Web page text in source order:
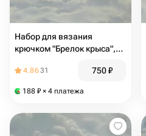
Набор для вязания
крючком "Брелок крыса",
4.8631 750₽
188 ₽ × 4 платежа